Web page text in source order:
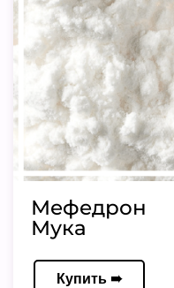
Мефедрон
Мука
Купить ➠